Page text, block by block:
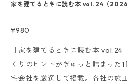
家を建てるときに読む本 vol.24（
¥980
［家を建てるときに読む本
くりのヒントがぎゅっと詰まった
宅会社を厳選して掲載。各社の施